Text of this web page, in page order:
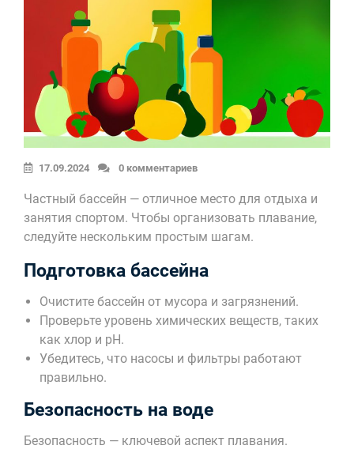
17.09.2024 0 комментариев
Частный бассейн — отличное место для отдыха и
занятия спортом. Чтобы организовать плавание,
следуйте нескольким простым шагам.
Подготовка бассейна
Очистите бассейн от мусора и загрязнений.
Проверьте уровень химических веществ, таких
как хлор и pH.
Убедитесь, что насосы и фильтры работают
правильно.
Безопасность на воде
Безопасность — ключевой аспект плавания.